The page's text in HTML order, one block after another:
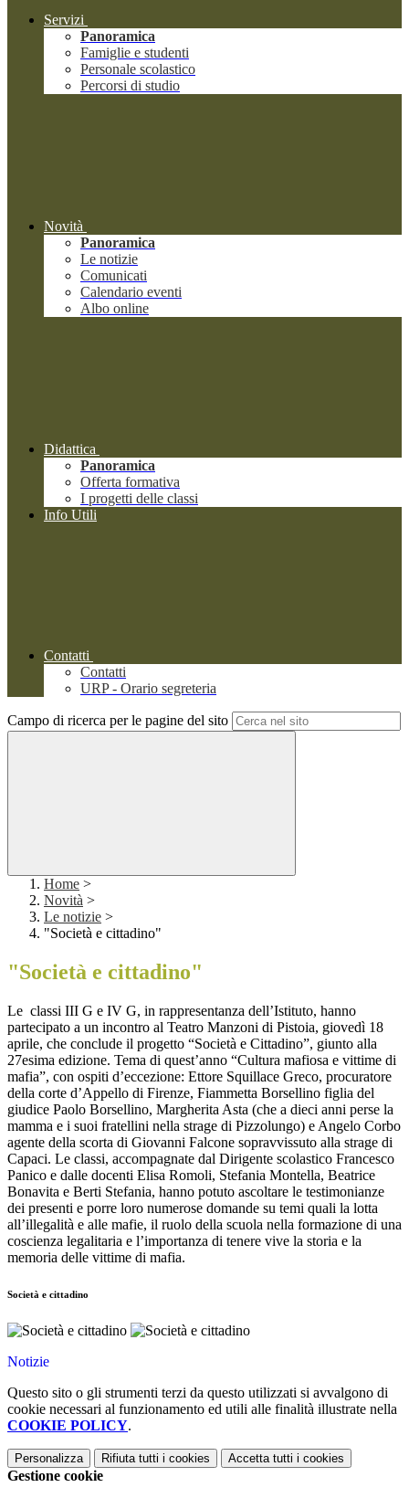
Servizi
Panoramica
Famiglie e studenti
Personale scolastico
Percorsi di studio
Novità
Panoramica
Le notizie
Comunicati
Calendario eventi
Albo online
Didattica
Panoramica
Offerta formativa
I progetti delle classi
Info Utili
Contatti
Contatti
URP - Orario segreteria
Campo di ricerca per le pagine del sito
Home >
Novità >
Le notizie >
"Società e cittadino"
"Società e cittadino"
Le classi III G e IV G, in rappresentanza dell’Istituto, hanno
partecipato a un incontro al Teatro Manzoni di Pistoia, giovedì 18
aprile, che conclude il progetto “Società e Cittadino”, giunto alla
27esima edizione. Tema di quest’anno “Cultura mafiosa e vittime di
mafia”, con ospiti d’eccezione: Ettore Squillace Greco, procuratore
della corte d’Appello di Firenze, Fiammetta Borsellino figlia del
giudice Paolo Borsellino, Margherita Asta (che a dieci anni perse la
mamma e i suoi fratellini nella strage di Pizzolungo) e Angelo Corbo
agente della scorta di Giovanni Falcone sopravvissuto alla strage di
Capaci. Le classi, accompagnate dal Dirigente scolastico Francesco
Panico e dalle docenti Elisa Romoli, Stefania Montella, Beatrice
Bonavita e Berti Stefania, hanno potuto ascoltare le testimonianze
dei presenti e porre loro numerose domande su temi quali la lotta
all’illegalità e alle mafie, il ruolo della scuola nella formazione di una
coscienza legalitaria e l’importanza di tenere vive la storia e la
memoria delle vittime di mafia.
Società e cittadino
Notizie
Questo sito o gli strumenti terzi da questo utilizzati si avvalgono di
cookie necessari al funzionamento ed utili alle finalità illustrate nella
COOKIE POLICY.
Personalizza Rifiuta tutti i cookies Accetta tutti i cookies
Gestione cookie